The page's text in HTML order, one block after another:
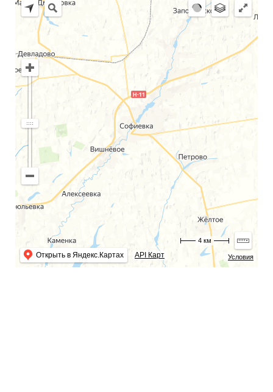
Условия
Открыть в Яндекс.Картах API Карт
4 км